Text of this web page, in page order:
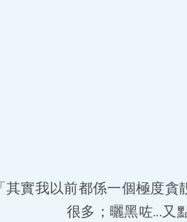
「其實我以前都係一個極度
很多；曬黑咗...又